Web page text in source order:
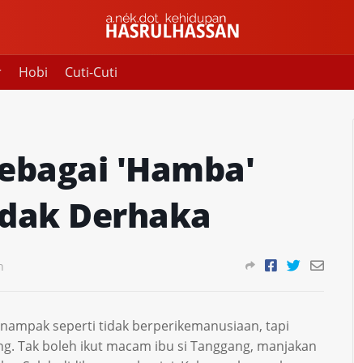
Hobi Cuti-Cuti
'Hamba'
Derhaka
seperti tidak berperikemanusiaan, tapi
Tak boleh ikut macam ibu si Tanggang, manjakan